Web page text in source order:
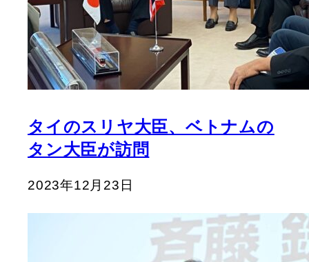
タイのスリヤ大臣、ベトナムの
タン大臣が訪問
2023年12月23日